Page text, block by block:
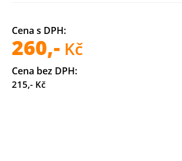
Cena s DPH:
260,- Kč
Cena bez DPH:
215,- Kč